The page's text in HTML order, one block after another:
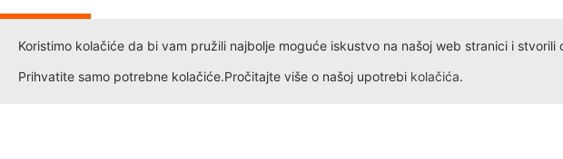
Koristimo kolačiće da bi vam pružili najbolje moguće iskustvo na našoj web stranici i stvorili
Prihvatite samo potrebne kolačiće.Pročitajte više o našoj upotrebi kolačića.